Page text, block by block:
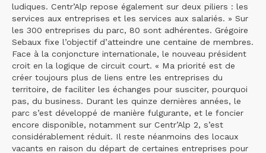
ludiques. Centr’Alp repose également sur deux piliers : les
services aux entreprises et les services aux salariés. » Sur
les 300 entreprises du parc, 80 sont adhérentes. Grégoire
Sebaux fixe l’objectif d’atteindre une centaine de membres.
Face à la conjoncture internationale, le nouveau président
croit en la logique de circuit court. « Ma priorité est de
créer toujours plus de liens entre les entreprises du
territoire, de faciliter les échanges pour susciter, pourquoi
pas, du business. Durant les quinze dernières années, le
parc s’est développé de manière fulgurante, et le foncier
encore disponible, notamment sur Centr’Alp 2, s’est
considérablement réduit. Il reste néanmoins des locaux
vacants en raison du départ de certaines entreprises pour